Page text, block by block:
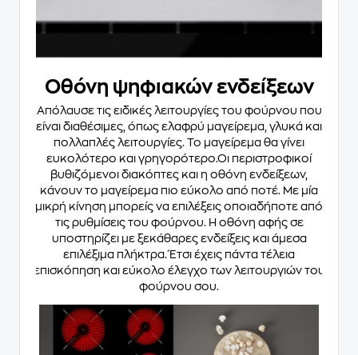
Οθόνη ψηφιακών ενδείξεων
Απόλαυσε τις ειδικές λειτουργίες του φούρνου που
είναι διαθέσιμες, όπως ελαφρύ μαγείρεμα, γλυκά και
πολλαπλές λειτουργίες. Το μαγείρεμα θα γίνει
ευκολότερο και γρηγορότερο.Οι περιστροφικοί
βυθιζόμενοι διακόπτες και η οθόνη ενδείξεων,
κάνουν το μαγείρεμα πιο εύκολο από ποτέ. Με μία
μικρή κίνηση μπορείς να επιλέξεις οποιαδήποτε από
τις ρυθμίσεις του φούρνου. Η οθόνη αφής σε
υποστηρίζει με ξεκάθαρες ενδείξεις και άμεσα
επιλέξιμα πλήκτρα. Έτσι έχεις πάντα τέλεια
επισκόπηση και εύκολο έλεγχο των λειτουργιών του
φούρνου σου.